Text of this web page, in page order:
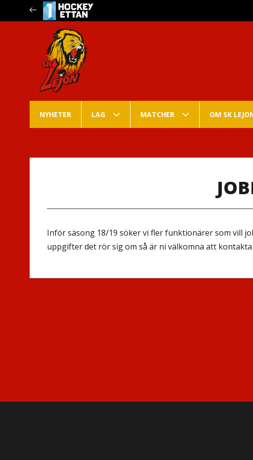
NYHETER LAG MATCHER OM SK
Inför säsong 18/19 söker vi fler funktionärer som vill
uppgifter det rör sig om så är ni välkomna att